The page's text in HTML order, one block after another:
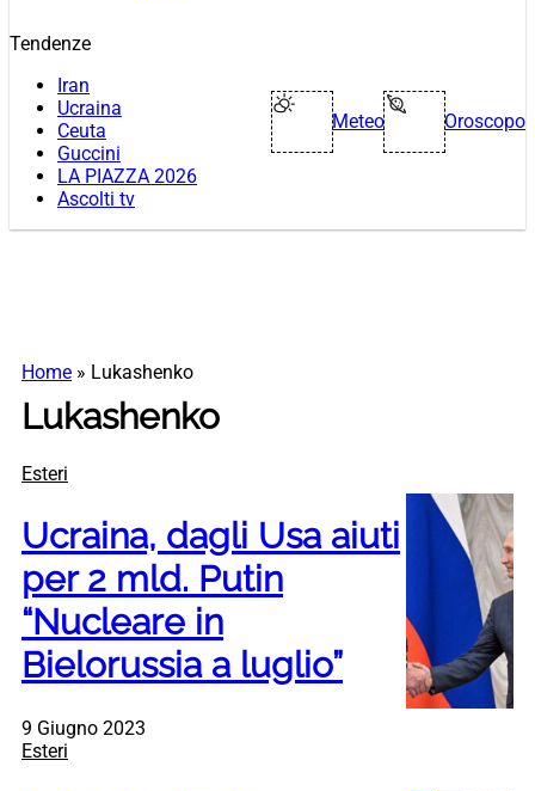
Tendenze
Iran
Ucraina
Ceuta
Guccini
LA PIAZZA 2026
Ascolti tv
Meteo Oroscopo
Home » Lukashenko
Lukashenko
Esteri
Ucraina, dagli Usa aiuti
per 2 mld. Putin
“Nucleare in
Bielorussia a luglio”
9 Giugno 2023
Esteri